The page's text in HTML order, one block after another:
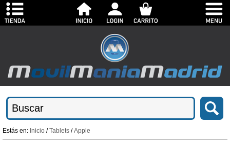
Estás en: Inicio /Tablets /Apple